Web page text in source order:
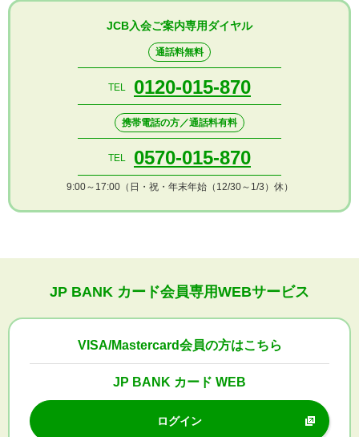
JCB入会ご案内専用ダイヤル
通話料無料
TEL 0120-015-870
携帯電話の方／通話料有料
TEL 0570-015-870
9:00～17:00（日・祝・年末年始（12/30～1/3）休）
JP BANK カード会員専用WEBサービス
VISA/Mastercard会員の方はこちら
JP BANK カード WEB
ログイン